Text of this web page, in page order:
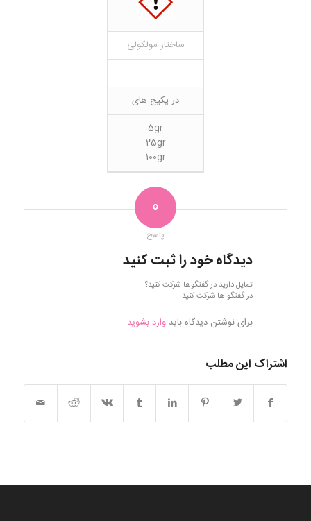
ساختار مولکولی
در پکیج های
5gr
25gr
100gr
0
پاسخ
دیدگاه خود را ثبت کنید
تمایل دارید در گفتگوها شرکت کنید؟
در گفتگو ها شرکت کنید.
برای نوشتن دیدگاه باید وارد بشوید.
اشتراک این مطلب